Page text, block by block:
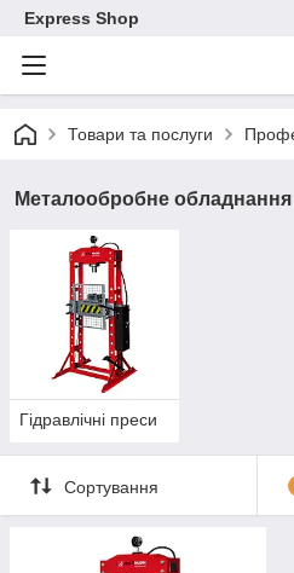
Express Shop
Товари та послуги
Металообробне обладнання
Гідравлічні преси
Сортування